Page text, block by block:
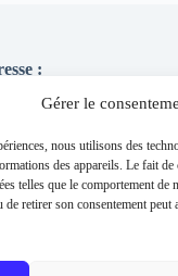
Gérer le
nous utilisons des
des appareils. Le fait
telles que le comportement
de retirer son consentement
:
97 91 58
:
:
8h30 - 11h30 / En